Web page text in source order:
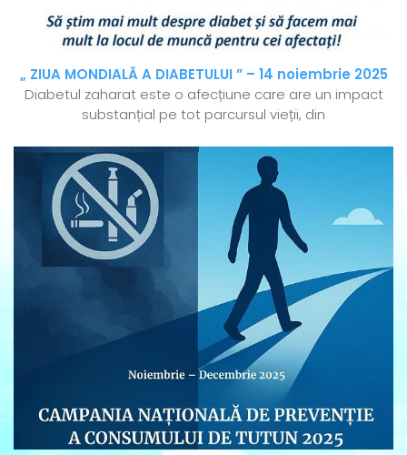
„ ZIUA MONDIALĂ A DIABETULUI ” – 14 noiembrie 2025
Diabetul zaharat este o afecțiune care are un impact
substanțial pe tot parcursul vieții, din